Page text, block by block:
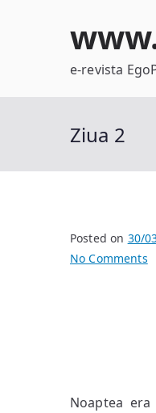
e-revista
Ziua 2
Posted on 30/
No Commentson
Noaptea